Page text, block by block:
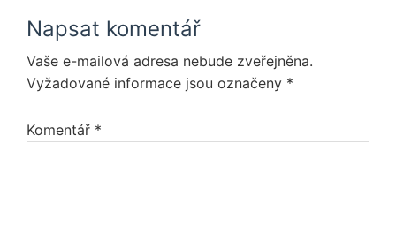
Interactions
Napsat komentář
Vaše e-mailová adresa nebude zveřejněna.
Vyžadované informace jsou označeny *
Komentář *